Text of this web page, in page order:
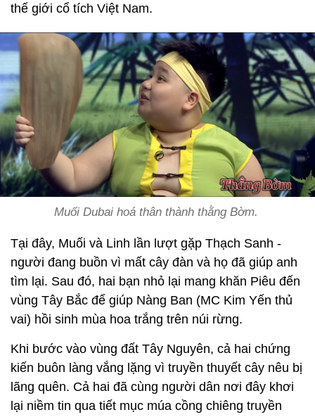
thế giới cổ tích Việt Nam.
Muối Dubai hoá thân thành thằng Bờm.
Tại đây, Muối và Linh lần lượt gặp Thạch Sanh -
người đang buồn vì mất cây đàn và họ đã giúp anh
tìm lại. Sau đó, hai bạn nhỏ lại mang khăn Piêu đến
vùng Tây Bắc để giúp Nàng Ban (MC Kim Yến thủ
vai) hồi sinh mùa hoa trắng trên núi rừng.
Khi bước vào vùng đất Tây Nguyên, cả hai chứng
kiến buôn làng vắng lặng vì truyền thuyết cây nêu bị
lãng quên. Cả hai đã cùng người dân nơi đây khơi
lại niềm tin qua tiết mục múa cồng chiêng truyền